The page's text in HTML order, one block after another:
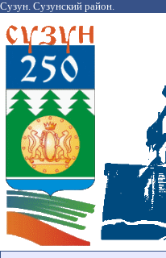
Сузун. Сузунский район.